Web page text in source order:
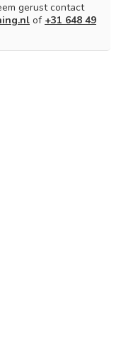
gerust contact
of +31 648 49